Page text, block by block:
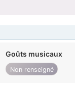
Goûts musicaux
Non renseigné